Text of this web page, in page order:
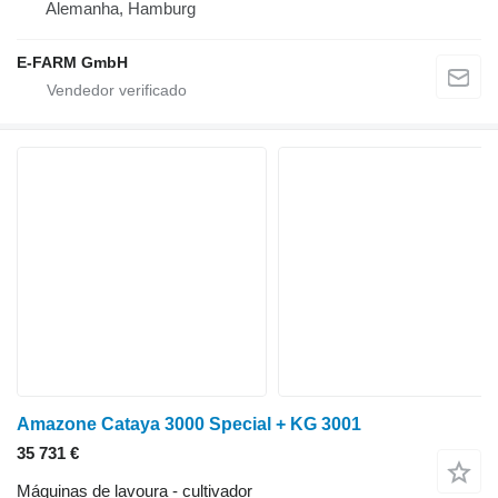
Alemanha, Hamburg
E-FARM GmbH
Amazone Cataya 3000 Special + KG 3001
35 731 €
Máquinas de lavoura - cultivador